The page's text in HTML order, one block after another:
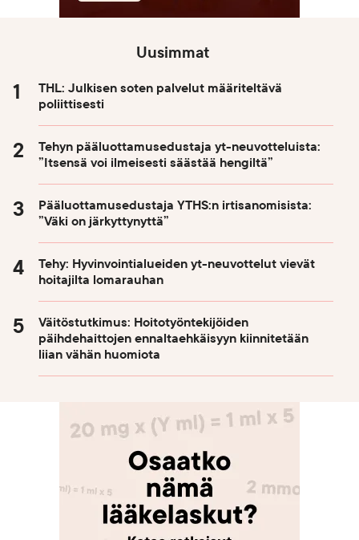
Uusimmat
THL: Julkisen soten palvelut määriteltävä
poliittisesti
Tehyn pääluottamusedustaja yt-neuvotteluista:
”Itsensä voi ilmeisesti säästää hengiltä”
Pääluottamusedustaja YTHS:n irtisanomisista:
”Väki on järkyttynyttä”
Tehy: Hyvinvointialueiden yt-neuvottelut vievät
hoitajilta lomarauhan
Väitöstutkimus: Hoitotyöntekijöiden
päihdehaittojen ennaltaehkäisyyn kiinnitetään
liian vähän huomiota